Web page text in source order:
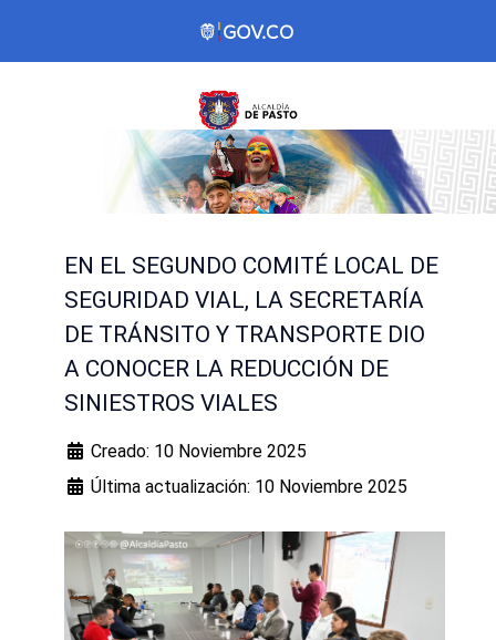
EN EL SEGUNDO COMITÉ LOCAL DE
SEGURIDAD VIAL, LA SECRETARÍA
DE TRÁNSITO Y TRANSPORTE DIO
A CONOCER LA REDUCCIÓN DE
SINIESTROS VIALES
Creado: 10 Noviembre 2025
Última actualización: 10 Noviembre 2025